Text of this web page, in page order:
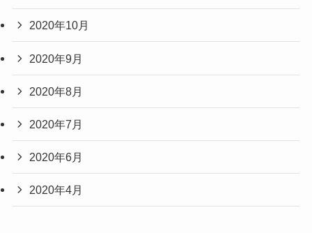
2020年10月
2020年9月
2020年8月
2020年7月
2020年6月
2020年4月